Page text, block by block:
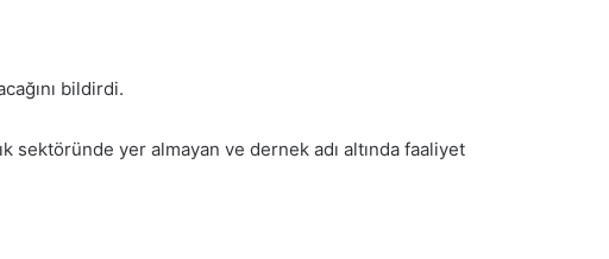
bildirdi.
sektöründe yer almayan ve dernek adı altında faaliyet